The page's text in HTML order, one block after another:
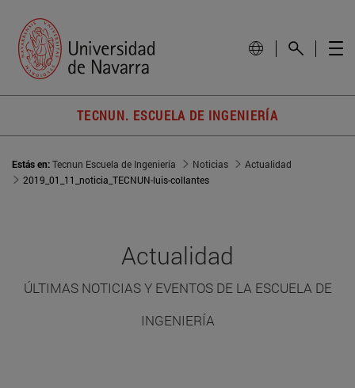
TECNUN. ESCUELA DE INGENIERÍA
Estás en:Tecnun Escuela de Ingeniería Noticias
Actualidad
2019_01_11_noticia_TECNUN-luis-collantes
Actualidad
ÚLTIMAS NOTICIAS Y EVENTOS DE LA ESCUELA DE
INGENIERÍA